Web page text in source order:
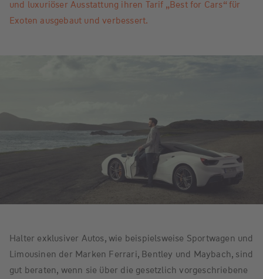
und luxuriöser Ausstattung ihren Tarif „Best for Cars“ für
Exoten ausgebaut und verbessert.
Halter exklusiver Autos, wie beispielsweise Sportwagen und
Limousinen der Marken Ferrari, Bentley und Maybach, sind
gut beraten, wenn sie über die gesetzlich vorgeschriebene